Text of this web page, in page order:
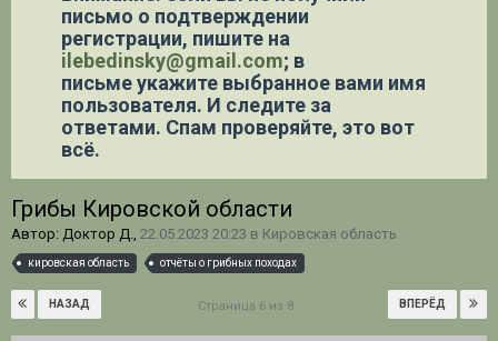
письмо о подтверждении
регистрации, пишите на
ilebedinsky@gmail.com; в
письме укажите выбранное вами имя
пользователя. И следите за
ответами. Спам проверяйте, это вот
всё.
Грибы Кировской области
Автор: Доктор Д., 22.05.2023 20:23 в Кировская область
кировская область отчёты о грибных походах
НАЗАД ВПЕРЁД
Страница 6 из 8